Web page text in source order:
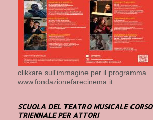
clikkare sull'immagine per il programma
www.fondazionefarecinema.it
SCUOLA DEL TEATRO MUSICALE CORSO
TRIENNALE PER ATTORI